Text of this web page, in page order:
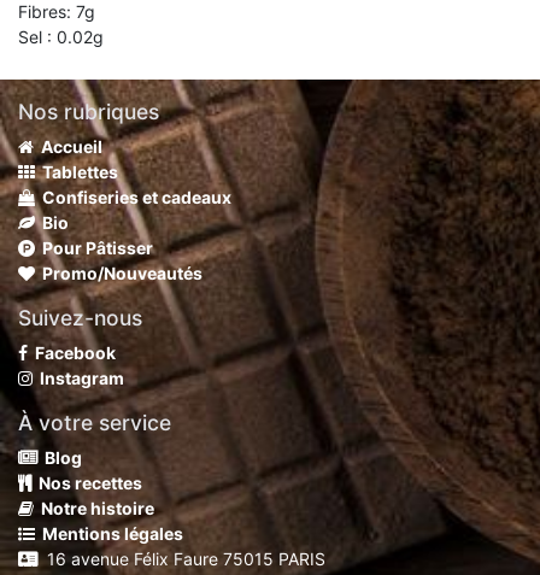
Fibres: 7g
Sel : 0.02g
Nos rubriques
Accueil
Tablettes
Confiseries et cadeaux
Bio
Pour Pâtisser
Promo/Nouveautés
Suivez-nous
Facebook
Instagram
À votre service
Blog
Nos recettes
Notre histoire
Mentions légales
16 avenue Félix Faure 75015 PARIS